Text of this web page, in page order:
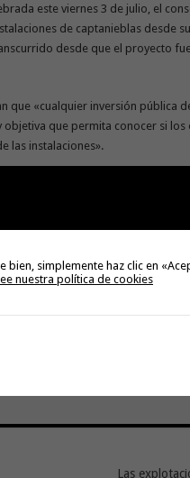
este viernes 3 de julio, el
de captanieblas desde
desde que el proyecto
que «cualquier inversión pública
que permita conocer si
las instalaciones».
a conocer si una inversión
sido la aportación efectiva de este
permitirá valorar la eficacia
inversiones en materia de
ahora corresponde ofrecer
un proyecto que fue presentado
Las
bien, simplemente haz clic en
nuestra política de cookies